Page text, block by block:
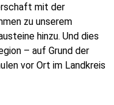
mit der
zu unserem
hinzu. Und dies
– auf Grund der
vor Ort im Landkreis